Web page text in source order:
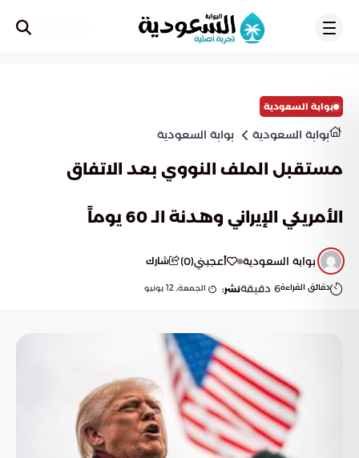
بوابة السعودية
بوابة السعودية بوابة السعودية
مستقبل الملف النووي بعد الاتفاق
الأمريكي الإيراني وهدنة الـ 60 يوماً
بوابة السعودية أعجبني(
0
) شارك
دقائق القراءة6 دقيقةنشر: الجمعة, 12 يونيو